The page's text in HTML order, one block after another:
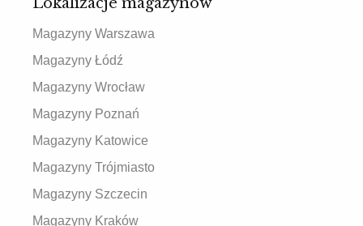
Lokalizacje magazynów
Magazyny Warszawa
Magazyny Łódź
Magazyny Wrocław
Magazyny Poznań
Magazyny Katowice
Magazyny Trójmiasto
Magazyny Szczecin
Magazyny Kraków